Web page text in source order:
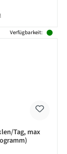
Verfügbarkeit:
Tag, max